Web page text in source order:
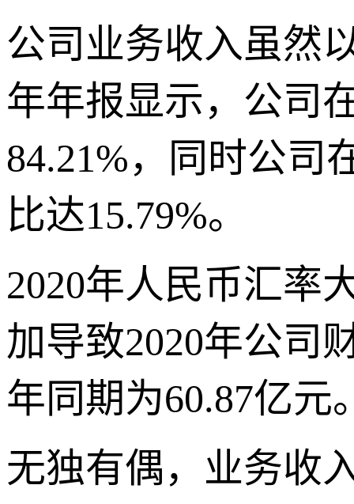
公司业务收入虽然
年年报显示，公司
84.21%，同时公司
比达15.79%。
2020年人民币汇率
加导致2020年公司
年同期为60.87亿元
无独有偶，业务收